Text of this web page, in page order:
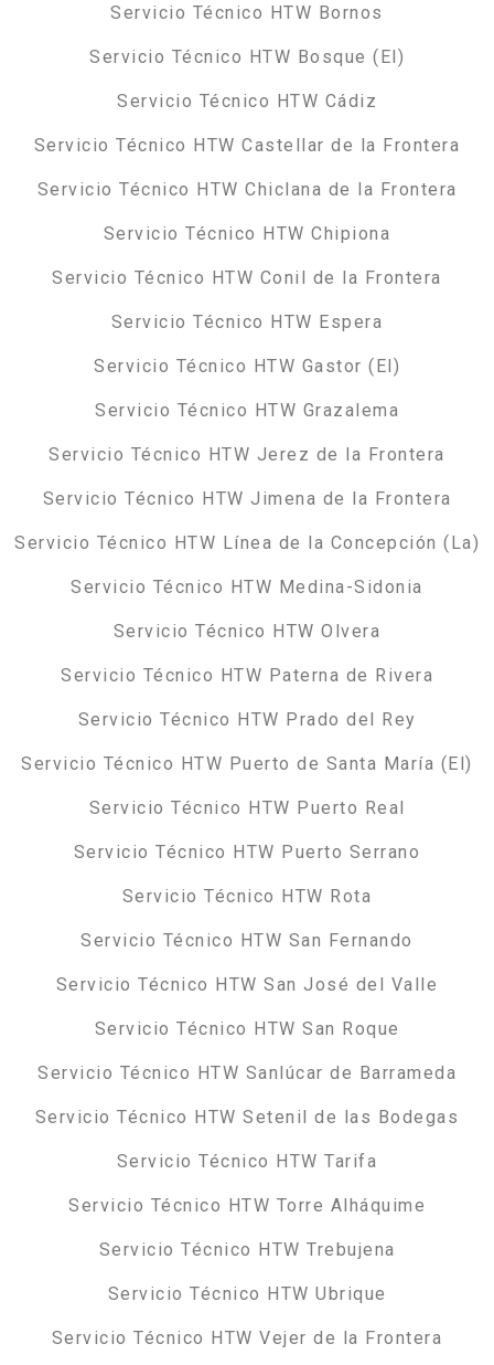
Servicio Técnico HTW Bornos
Servicio Técnico HTW Bosque (El)
Servicio Técnico HTW Cádiz
Servicio Técnico HTW Castellar de la Frontera
Servicio Técnico HTW Chiclana de la Frontera
Servicio Técnico HTW Chipiona
Servicio Técnico HTW Conil de la Frontera
Servicio Técnico HTW Espera
Servicio Técnico HTW Gastor (El)
Servicio Técnico HTW Grazalema
Servicio Técnico HTW Jerez de la Frontera
Servicio Técnico HTW Jimena de la Frontera
Servicio Técnico HTW Línea de la Concepción (La)
Servicio Técnico HTW Medina-Sidonia
Servicio Técnico HTW Olvera
Servicio Técnico HTW Paterna de Rivera
Servicio Técnico HTW Prado del Rey
Servicio Técnico HTW Puerto de Santa María (El)
Servicio Técnico HTW Puerto Real
Servicio Técnico HTW Puerto Serrano
Servicio Técnico HTW Rota
Servicio Técnico HTW San Fernando
Servicio Técnico HTW San José del Valle
Servicio Técnico HTW San Roque
Servicio Técnico HTW Sanlúcar de Barrameda
Servicio Técnico HTW Setenil de las Bodegas
Servicio Técnico HTW Tarifa
Servicio Técnico HTW Torre Alháquime
Servicio Técnico HTW Trebujena
Servicio Técnico HTW Ubrique
Servicio Técnico HTW Vejer de la Frontera